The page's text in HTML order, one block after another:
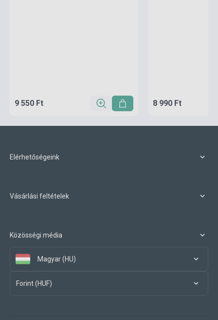
9 550 Ft 8 990 Ft
Elérhetőségeink
Vásárlási feltételek
Közösségi média
Magyar (HU)
Forint (HUF)